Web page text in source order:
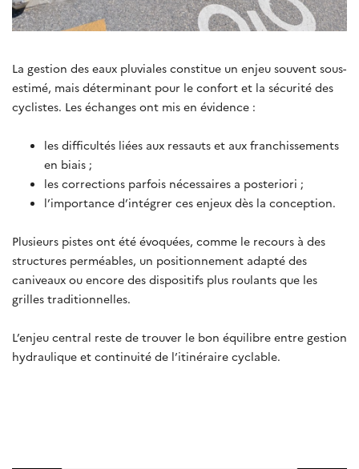
La gestion des eaux pluviales constitue un enjeu souvent sous-
estimé, mais déterminant pour le confort et la sécurité des
cyclistes. Les échanges ont mis en évidence :
les difficultés liées aux ressauts et aux franchissements
en biais ;
les corrections parfois nécessaires a posteriori ;
l’importance d’intégrer ces enjeux dès la conception.
Plusieurs pistes ont été évoquées, comme le recours à des
structures perméables, un positionnement adapté des
caniveaux ou encore des dispositifs plus roulants que les
grilles traditionnelles.
L’enjeu central reste de trouver le bon équilibre entre gestion
hydraulique et continuité de l’itinéraire cyclable.